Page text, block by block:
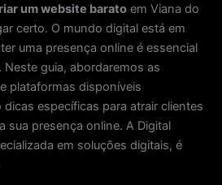
um website barato em Viana do
certo. O mundo digital está em
uma presença online é essencial
guia, abordaremos as
plataformas disponíveis
específicas para atrair clientes
sua presença online. A Digital
em soluções digitais, é